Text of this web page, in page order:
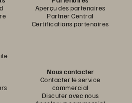
Aperçu des partenaires
Partner Central
Certifications partenaires
Nous contacter
Contacter le service
commercial
Discuter avec nous